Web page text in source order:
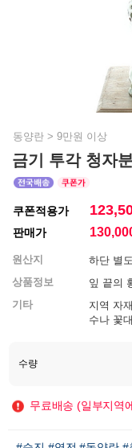
동양란 > 9만원 이상
금기 투각 청자
쿠폰적용가
판매가
원산지
하단 별
상품정보
잎 끝의
기타
지역 자
수나 꽃
수량
무료배송 (일부지역